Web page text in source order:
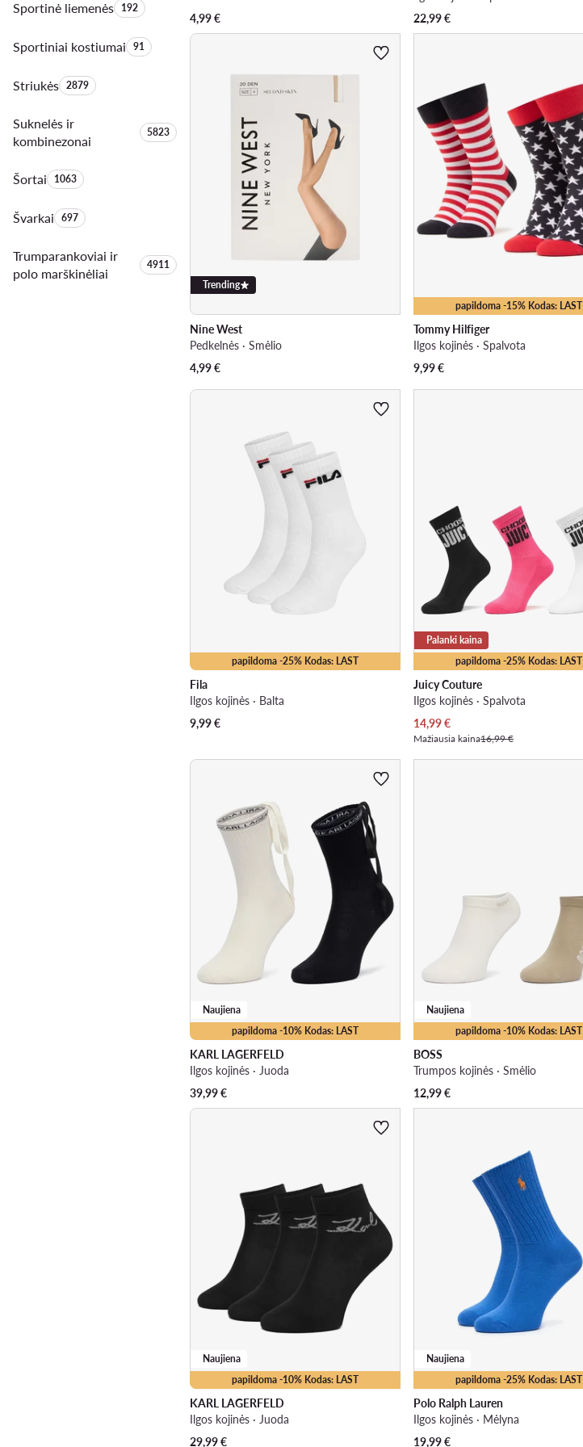
Sportinė liemenėsProduktų skaičius:
192
Sportiniai kostiumaiProduktų skaičius:
91
StriukėsProduktų skaičius:
2879
Suknelės ir
kombinezonai
Produktų skaičius:
5823
ŠortaiProduktų skaičius:
1063
ŠvarkaiProduktų skaičius:
697
Trumparankoviai ir
polo marškinėliai
Produktų skaičius:
4911
4,99€
22,99€
Trending
Nine West
Pedkelnės · Smėlio
4,99€
papildoma -15% Kodas: LAST
Tommy Hilfiger
Ilgos kojinės · Spalvota
9,99€
papildoma -25% Kodas: LAST
Fila
Ilgos kojinės · Balta
9,99€
papildoma -25% Kodas: LAST
Palanki kaina
Juicy Couture
Ilgos kojinės · Spalvota
Dabartinė kaina
14,99€
Mažiausia kaina16,99 €
papildoma -10% Kodas: LAST
Naujiena
KARL LAGERFELD
Ilgos kojinės · Juoda
39,99€
papildoma -10% Kodas: LAST
Naujiena
BOSS
Trumpos kojinės · Smėlio
12,99€
papildoma -10% Kodas: LAST
Naujiena
KARL LAGERFELD
Ilgos kojinės · Juoda
29,99€
papildoma -25% Kodas: LAST
Naujiena
Polo Ralph Lauren
Ilgos kojinės · Mėlyna
19,99€